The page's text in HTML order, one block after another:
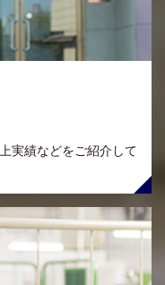
実績などをご紹介して